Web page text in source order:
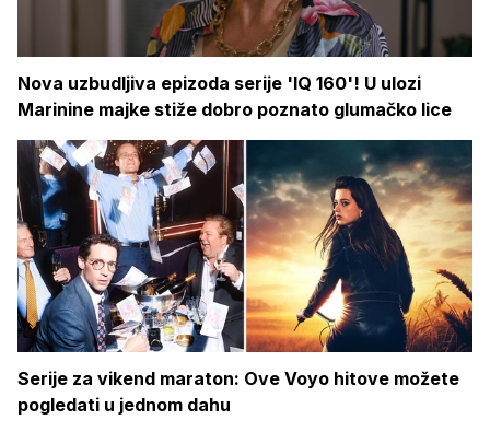
Nova uzbudljiva epizoda serije 'IQ 160'! U ulozi
Marinine majke stiže dobro poznato glumačko lice
Serije za vikend maraton: Ove Voyo hitove možete
pogledati u jednom dahu